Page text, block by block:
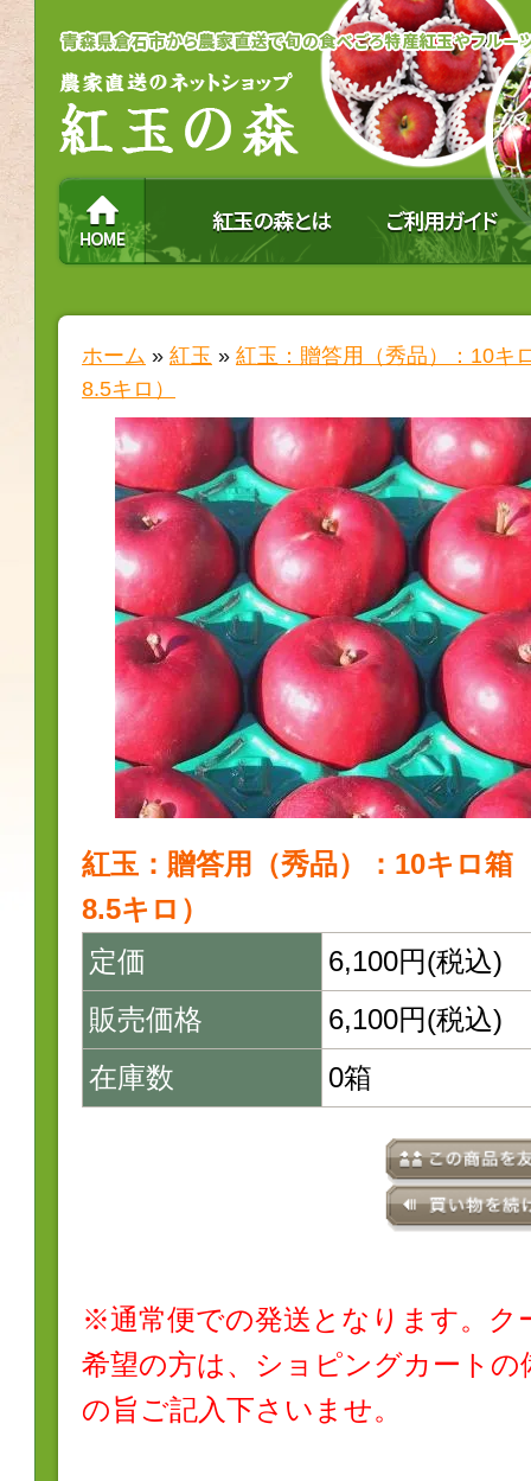
ホーム » 紅玉 » 紅玉：贈答用（秀品）：10キ
8.5キロ）
紅玉：贈答用（秀品）：10キロ箱
8.5キロ）
定価
6,100円(税込)
販売価格
6,100円(税込)
在庫数
0箱
※通常便での発送となります。ク
希望の方は、ショピングカートの
の旨ご記入下さいませ。